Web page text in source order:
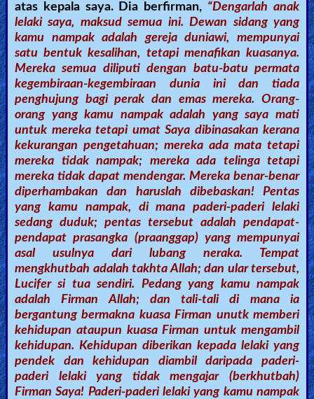
atas kepala saya. Dia berfirman, “Dengarlah anak
lelaki saya, maksud semua ini. Dewan sidang yang
kamu nampak adalah gereja duniawi, mempunyai
satu bentuk kesalihan, tetapi menafikan kuasanya.
Mereka semua diliputi dengan batu-batu permata
kegembiraan-kegembiraan dunia ini dan tiada
penghujung bagi perak dan emas mereka. Orang-
orang yang kamu nampak adalah yang saya mati
untuk mereka tetapi umat Saya dibinasakan kerana
kekurangan pengetahuan; mereka ada mata tetapi
mereka tidak nampak; mereka ada telinga tetapi
mereka tidak dapat mendengar. Mereka benar-benar
diperhambakan dan haruslah dibebaskan! Pentas
yang kamu nampak, di mana paderi-paderi lelaki
sedang duduk; pentas tersebut adalah pendapat-
pendapat prasangka (praanggap) yang mempunyai
asal usulnya dari lubang neraka. Tempat
mengkhutbah adalah takhta Allah; dan ular tersebut,
Lucifer si tua sendiri. Pedang yang kamu nampak
adalah Firman Allah; dan tali-tali di mana ia
bergantung bermakna kuasa Firman unutk memberi
kehidupan ataupun kuasa Firman untuk mengambil
kehidupan. Kehidupan diberikan kepada lelaki yang
pendek dan kehidupan diambil daripada paderi-
paderi lelaki yang tidak mengajar (berkhutbah)
Firman Saya! Paderi-paderi lelaki yang kamu nampak